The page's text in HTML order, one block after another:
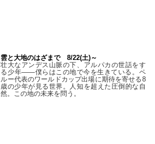
雲と大地のはざまで 8/22(土)～
壮大なアンデス山脈の下、アルパカの世話をす
る少年――僕らはこの地で今を生きている。ペ
ルー代表のワールドカップ出場に期待を寄せる8
歳の少年が見る世界。人知を超えた圧倒的な自
然。この地の未来を問う。